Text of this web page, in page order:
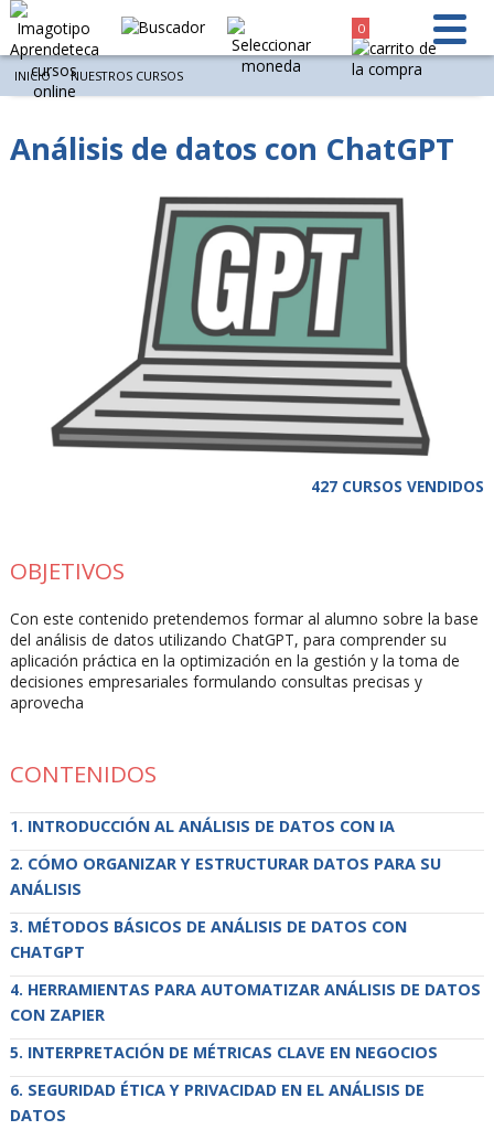
0
INICIO NUESTROS CURSOS
Análisis de datos con ChatGPT
427 CURSOS VENDIDOS
OBJETIVOS
Con este contenido pretendemos formar al alumno sobre la base
del análisis de datos utilizando ChatGPT, para comprender su
aplicación práctica en la optimización en la gestión y la toma de
decisiones empresariales formulando consultas precisas y
aprovecha
CONTENIDOS
INTRODUCCIÓN AL ANÁLISIS DE DATOS CON IA
CÓMO ORGANIZAR Y ESTRUCTURAR DATOS PARA SU
ANÁLISIS
MÉTODOS BÁSICOS DE ANÁLISIS DE DATOS CON
CHATGPT
HERRAMIENTAS PARA AUTOMATIZAR ANÁLISIS DE DATOS
CON ZAPIER
INTERPRETACIÓN DE MÉTRICAS CLAVE EN NEGOCIOS
SEGURIDAD ÉTICA Y PRIVACIDAD EN EL ANÁLISIS DE
DATOS